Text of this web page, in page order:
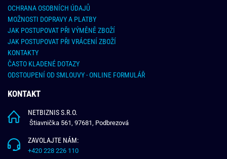
OCHRANA OSOBNÍCH ÚDAJŮ
MOŽNOSTI DOPRAVY A PLATBY
JAK POSTUPOVAT PŘI VÝMĚNĚ ZBOŽÍ
JAK POSTUPOVAT PŘI VRÁCENÍ ZBOŽÍ
KONTAKTY
ČASTO KLADENÉ DOTAZY
ODSTOUPENÍ OD SMLOUVY - ONLINE FORMULÁŘ
KONTAKT
NETBIZNIS S.R.O.
Štiavnička 561, 97681, Podbrezová
ZAVOLAJTE NÁM:
+420 228 226 110